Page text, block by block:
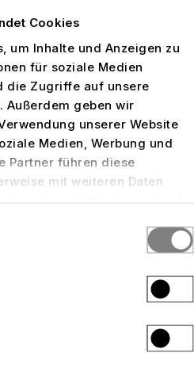
Cookies
um Inhalte und Anzeigen zu
für soziale Medien
die Zugriffe auf unsere
Außerdem geben wir
unserer Website
Medien, Werbung und
Partner führen diese
mit weiteren Daten
Heidi to High
den NÜSSLI im Auftrag